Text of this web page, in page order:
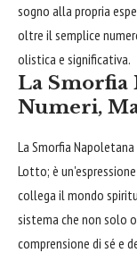
sogno alla propria
oltre il semplice
olistica e significativa.
La Smorfia
Numeri,
La Smorfia
Lotto; è
collega il mondo
sistema che non solo
comprensione di sé e